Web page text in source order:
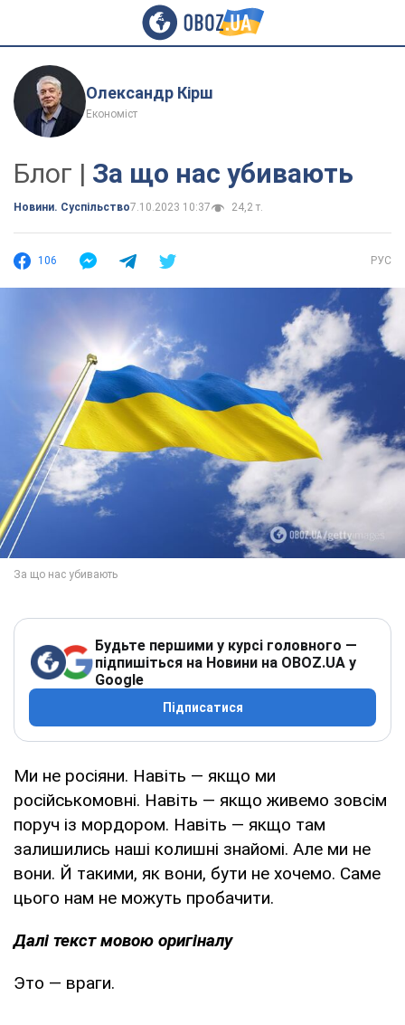
Олександр Кірш
Економіст
Блог | За що нас убивають
Новини. Суспільство7.10.2023 10:37 24,2 т.
106 РУС
Будьте першими у курсі головного —
підпишіться на Новини на OBOZ.UA у
Google
Підписатися
Ми не росіяни. Навіть — якщо ми
російськомовні. Навіть — якщо живемо зовсім
поруч із мордором. Навіть — якщо там
залишились наші колишні знайомі. Але ми не
вони. Й такими, як вони, бути не хочемо. Саме
цього нам не можуть пробачити.
Далі текст мовою оригіналу
Это — враги.